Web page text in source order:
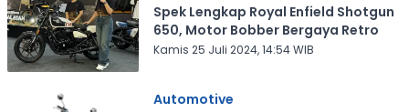
Spek Lengkap Royal Enfield Shotgun
650, Motor Bobber Bergaya Retro
Kamis 25 Juli 2024, 14:54 WIB
Automotive